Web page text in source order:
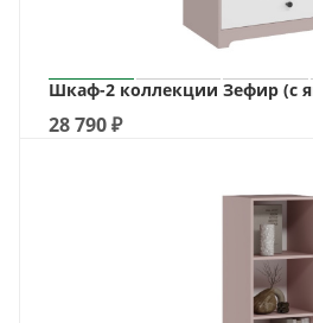
Шкаф-2 коллекции Зефир (с
28 790₽